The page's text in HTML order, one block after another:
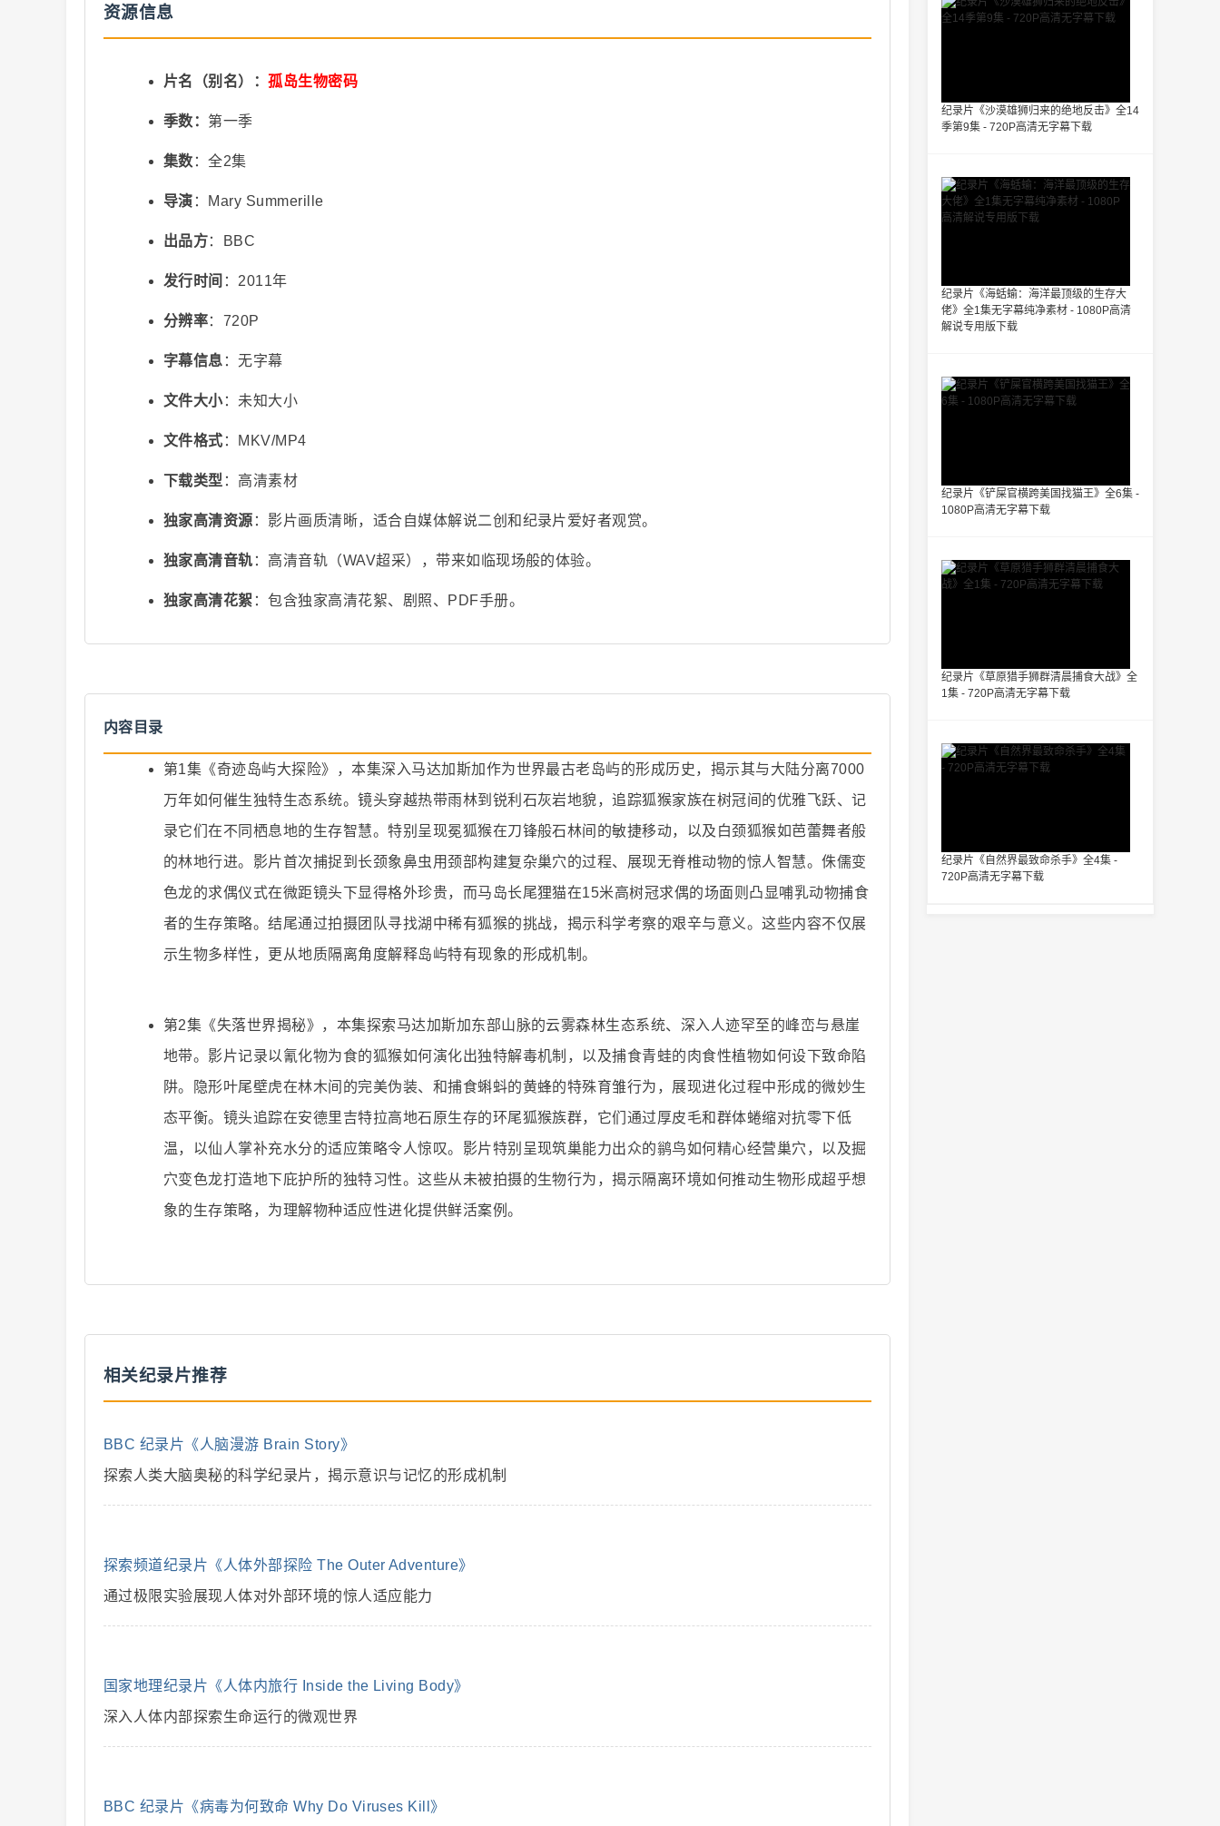
频
款
创
资源信息
片名（别名）：孤岛生物密码
季数： 第一季
集数 ：全2集
导演 ：Mary Summerille
出品方：BBC
发行时间 ：2011年
分辨率：720P
字幕信息 ：无字幕
文件大小：未知大小
文件格式 ：MKV/MP4
下载类型 ：高清素材
独家高清资源 ：影片画质清晰，适合自媒体解说二创和纪录片爱好者观赏。
独家高清音轨 ：高清音轨（WAV超采），带来如临现场般的体验。
独家高清花絮 ：包含独家高清花絮、剧照、PDF手册。
内容目录
第1集《奇迹岛屿大探险》，本集深入马达加斯加作为世界最古老岛屿的形成历史，揭示其与大陆分离7000
万年如何催生独特生态系统。镜头穿越热带雨林到锐利石灰岩地貌，追踪狐猴家族在树冠间的优雅飞跃、记
录它们在不同栖息地的生存智慧。特别呈现冕狐猴在刀锋般石林间的敏捷移动，以及白颈狐猴如芭蕾舞者般
的林地行进。影片首次捕捉到长颈象鼻虫用颈部构建复杂巢穴的过程、展现无脊椎动物的惊人智慧。侏儒变
色龙的求偶仪式在微距镜头下显得格外珍贵，而马岛长尾狸猫在15米高树冠求偶的场面则凸显哺乳动物捕食
者的生存策略。结尾通过拍摄团队寻找湖中稀有狐猴的挑战，揭示科学考察的艰辛与意义。这些内容不仅展
示生物多样性，更从地质隔离角度解释岛屿特有现象的形成机制。
第2集《失落世界揭秘》，本集探索马达加斯加东部山脉的云雾森林生态系统、深入人迹罕至的峰峦与悬崖
地带。影片记录以氰化物为食的狐猴如何演化出独特解毒机制，以及捕食青蛙的肉食性植物如何设下致命陷
阱。隐形叶尾壁虎在林木间的完美伪装、和捕食蝌蚪的黄蜂的特殊育雏行为，展现进化过程中形成的微妙生
态平衡。镜头追踪在安德里吉特拉高地石原生存的环尾狐猴族群，它们通过厚皮毛和群体蜷缩对抗零下低
温，以仙人掌补充水分的适应策略令人惊叹。影片特别呈现筑巢能力出众的鹟鸟如何精心经营巢穴，以及掘
穴变色龙打造地下庇护所的独特习性。这些从未被拍摄的生物行为，揭示隔离环境如何推动生物形成超乎想
象的生存策略，为理解物种适应性进化提供鲜活案例。
相关纪录片推荐
BBC 纪录片《人脑漫游 Brain Story》
探索人类大脑奥秘的科学纪录片，揭示意识与记忆的形成机制
探索频道纪录片《人体外部探险 The Outer Adventure》
通过极限实验展现人体对外部环境的惊人适应能力
国家地理纪录片《人体内旅行 Inside the Living Body》
深入人体内部探索生命运行的微观世界
BBC 纪录片《病毒为何致命 Why Do Viruses Kill》
纪录片《沙漠雄狮归来的绝地反击》全14
季第9集 - 720P高清无字幕下载
纪录片《海蛞蝓：海洋最顶级的生存大
佬》全1集无字幕纯净素材 - 1080P高清
解说专用版下载
纪录片《铲屎官横跨美国找猫王》全6集 -
1080P高清无字幕下载
纪录片《草原猎手狮群清晨捕食大战》全
1集 - 720P高清无字幕下载
纪录片《自然界最致命杀手》全4集 -
720P高清无字幕下载